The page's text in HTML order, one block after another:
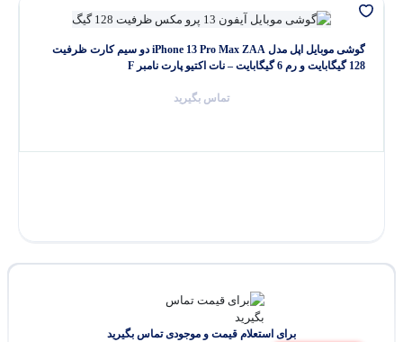
گوشی موبایل اپل مدل iPhone 13 Pro Max ZAA دو سیم‌ کارت ظرفیت
128 گیگابایت و رم 6 گیگابایت – نات اکتیو پارت نامبر F
تماس بگیرید
برای استعلام قیمت و موجودی تماس بگیرید